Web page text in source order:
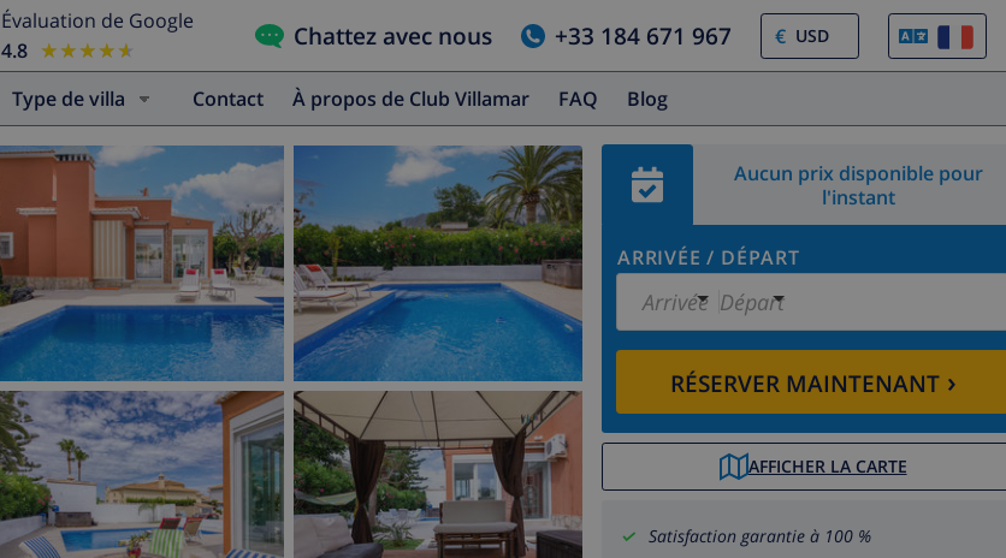
Évaluation de Google
4.8 ★★★★★
★★★★★ Chattez avec nous +33 184 671 967 €
Type de villa Contact À propos de Club Villamar FAQ Blog
Aucun prix disponible pour
l'instant
ARRIVÉE / DÉPART
Arrivée Départ
RÉSERVER MAINTENANT›
AFFICHER LA CARTE
Satisfaction garantie à 100 %